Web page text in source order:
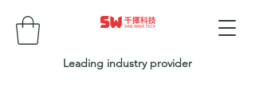
Leading industry provider